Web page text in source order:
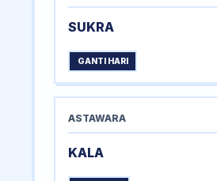
SUKRA
GANTI HARI
ASTAWARA
KALA